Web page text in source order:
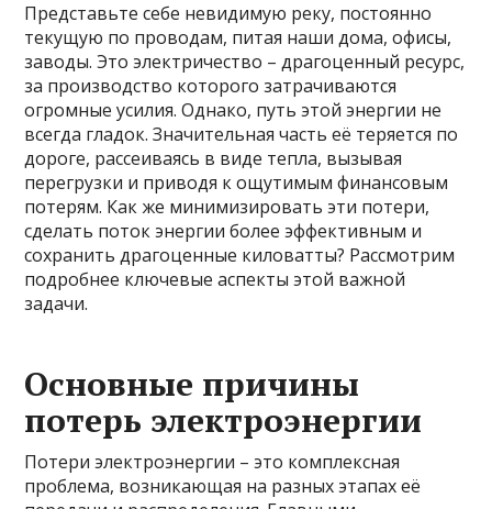
Представьте себе невидимую реку, постоянно
текущую по проводам, питая наши дома, офисы,
заводы. Это электричество – драгоценный ресурс,
за производство которого затрачиваются
огромные усилия. Однако, путь этой энергии не
всегда гладок. Значительная часть её теряется по
дороге, рассеиваясь в виде тепла, вызывая
перегрузки и приводя к ощутимым финансовым
потерям. Как же минимизировать эти потери,
сделать поток энергии более эффективным и
сохранить драгоценные киловатты? Рассмотрим
подробнее ключевые аспекты этой важной
задачи.
Основные причины
потерь электроэнергии
Потери электроэнергии – это комплексная
проблема, возникающая на разных этапах её